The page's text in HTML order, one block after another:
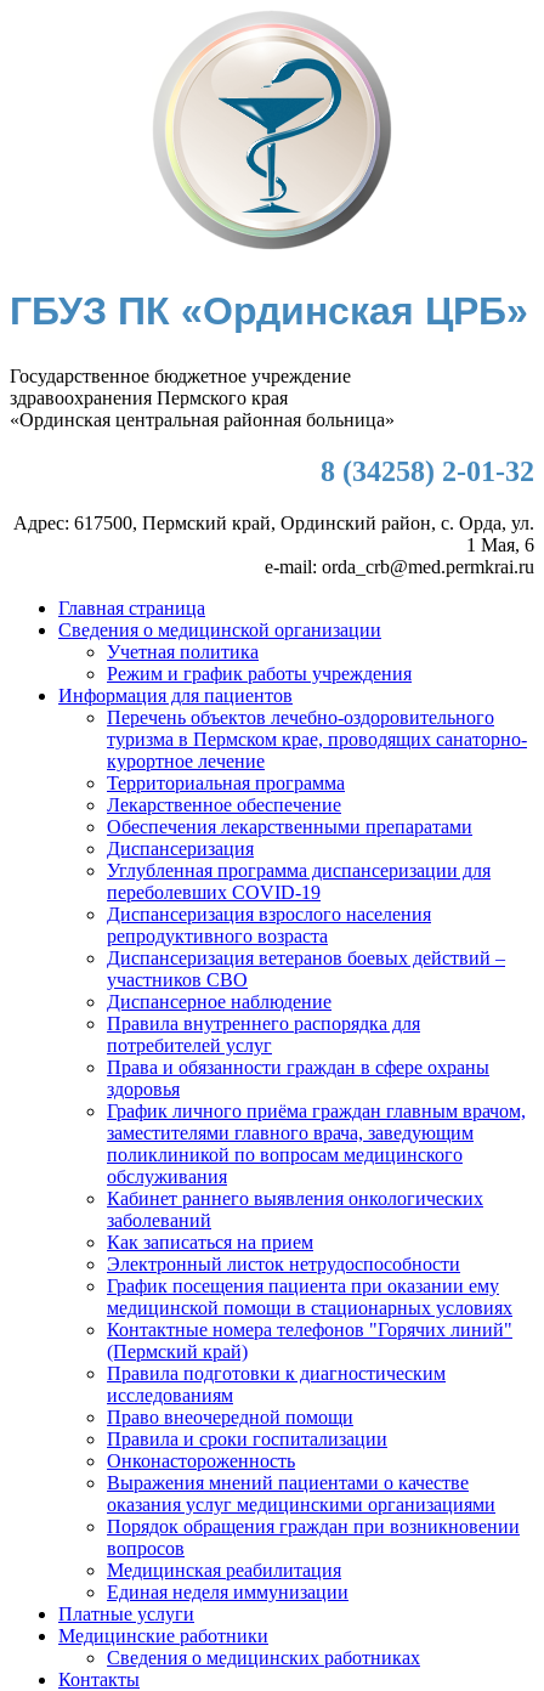
ГБУЗ ПК «Ординская ЦРБ»
Государственное бюджетное учреждение
здравоохранения Пермского края
«Ординская центральная районная больница»
8 (34258) 2-01-32
Адрес: 617500, Пермский край, Ординский район, с. Орда, ул.
1 Мая, 6
e-mail: orda_crb@med.permkrai.ru
Главная страница
Сведения о медицинской организации
Учетная политика
Режим и график работы учреждения
Информация для пациентов
Перечень объектов лечебно-оздоровительного
туризма в Пермском крае, проводящих санаторно-
курортное лечение
Территориальная программа
Лекарственное обеспечение
Обеспечения лекарственными препаратами
Диспансеризация
Углубленная программа диспансеризации для
переболевших COVID-19
Диспансеризация взрослого населения
репродуктивного возраста
Диспансеризация ветеранов боевых действий –
участников СВО
Диспансерное наблюдение
Правила внутреннего распорядка для
потребителей услуг
Права и обязанности граждан в сфере охраны
здоровья
График личного приёма граждан главным врачом,
заместителями главного врача, заведующим
поликлиникой по вопросам медицинского
обслуживания
Кабинет раннего выявления онкологических
заболеваний
Как записаться на прием
Электронный листок нетрудоспособности
График посещения пациента при оказании ему
медицинской помощи в стационарных условиях
Контактные номера телефонов "Горячих линий"
(Пермский край)
Правила подготовки к диагностическим
исследованиям
Право внеочередной помощи
Правила и сроки госпитализации
Онконастороженность
Выражения мнений пациентами о качестве
оказания услуг медицинскими организациями
Порядок обращения граждан при возникновении
вопросов
Медицинская реабилитация
Единая неделя иммунизации
Платные услуги
Медицинские работники
Сведения о медицинских работниках
Контакты